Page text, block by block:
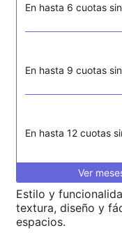
En hasta 6 cuotas
En hasta 9 cuotas
En hasta 12 cuotas
Ver
Estilo y
textura, diseño y
espacios.